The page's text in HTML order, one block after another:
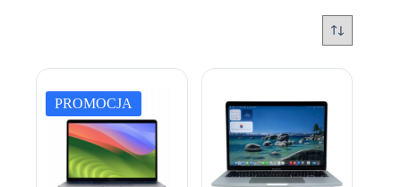
PROMOCJA